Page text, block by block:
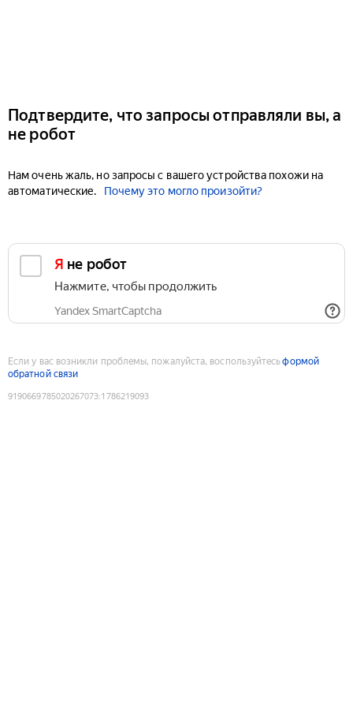
Подтвердите, что запросы отправляли вы, а
не робот
Нам очень жаль, но запросы с вашего устройства похожи на
автоматические.
Почему это могло произойти?
Я не робот
Нажмите, чтобы продолжить
Yandex SmartCaptcha
Если у вас возникли проблемы, пожалуйста, воспользуйтесьформой
обратной связи
9190669785020267073:1786219093